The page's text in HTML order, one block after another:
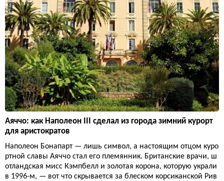
Аяччо: как Наполеон III сделал из города зимний курорт
для аристократов
Наполеон Бонапарт — лишь символ, а настоящим отцом куро
ртной славы Аяччо стал его племянник. Британские врачи, ш
отландская мисс Кэмпбелл и золотая корона, которую украли
в 1996-м, — вот что скрывается за блеском корсиканской Рив